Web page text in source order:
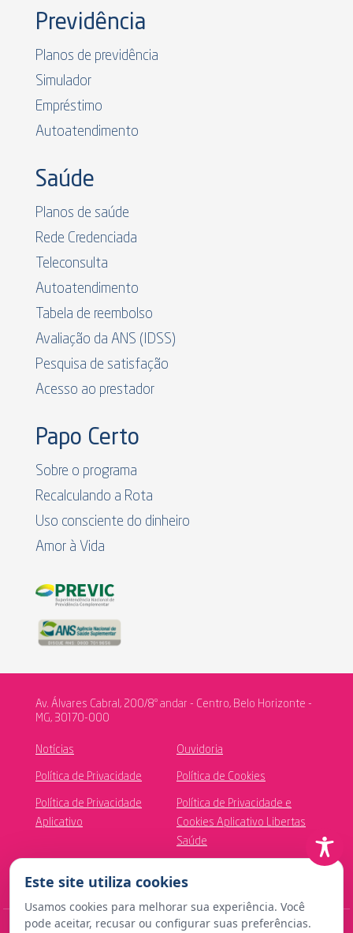
Previdência
Planos de previdência
Simulador
Empréstimo
Autoatendimento
Saúde
Planos de saúde
Rede Credenciada
Teleconsulta
Autoatendimento
Tabela de reembolso
Avaliação da ANS (IDSS)
Pesquisa de satisfação
Acesso ao prestador
Papo Certo
Sobre o programa
Recalculando a Rota
Uso consciente do dinheiro
Amor à Vida
Av. Álvares Cabral, 200/8º andar - Centro, Belo Horizonte -
MG, 30170-000
Notícias Ouvidoria
Política de Privacidade Política de Cookies
Política de Privacidade
Aplicativo
Política de Privacidade e
Cookies Aplicativo Libertas
Saúde
Este site utiliza cookies
Usamos cookies para melhorar sua experiência. Você
pode aceitar, recusar ou configurar suas preferências.